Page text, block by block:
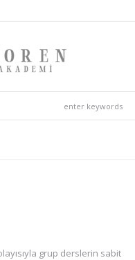
grup derslerin sabit